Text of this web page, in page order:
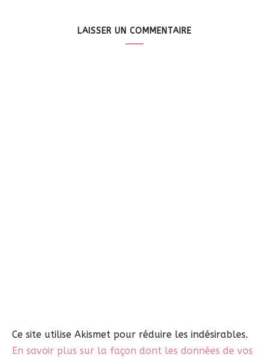
LAISSER UN COMMENTAIRE
Ce site utilise Akismet pour réduire les indésirables.
En savoir plus sur la façon dont les données de vos